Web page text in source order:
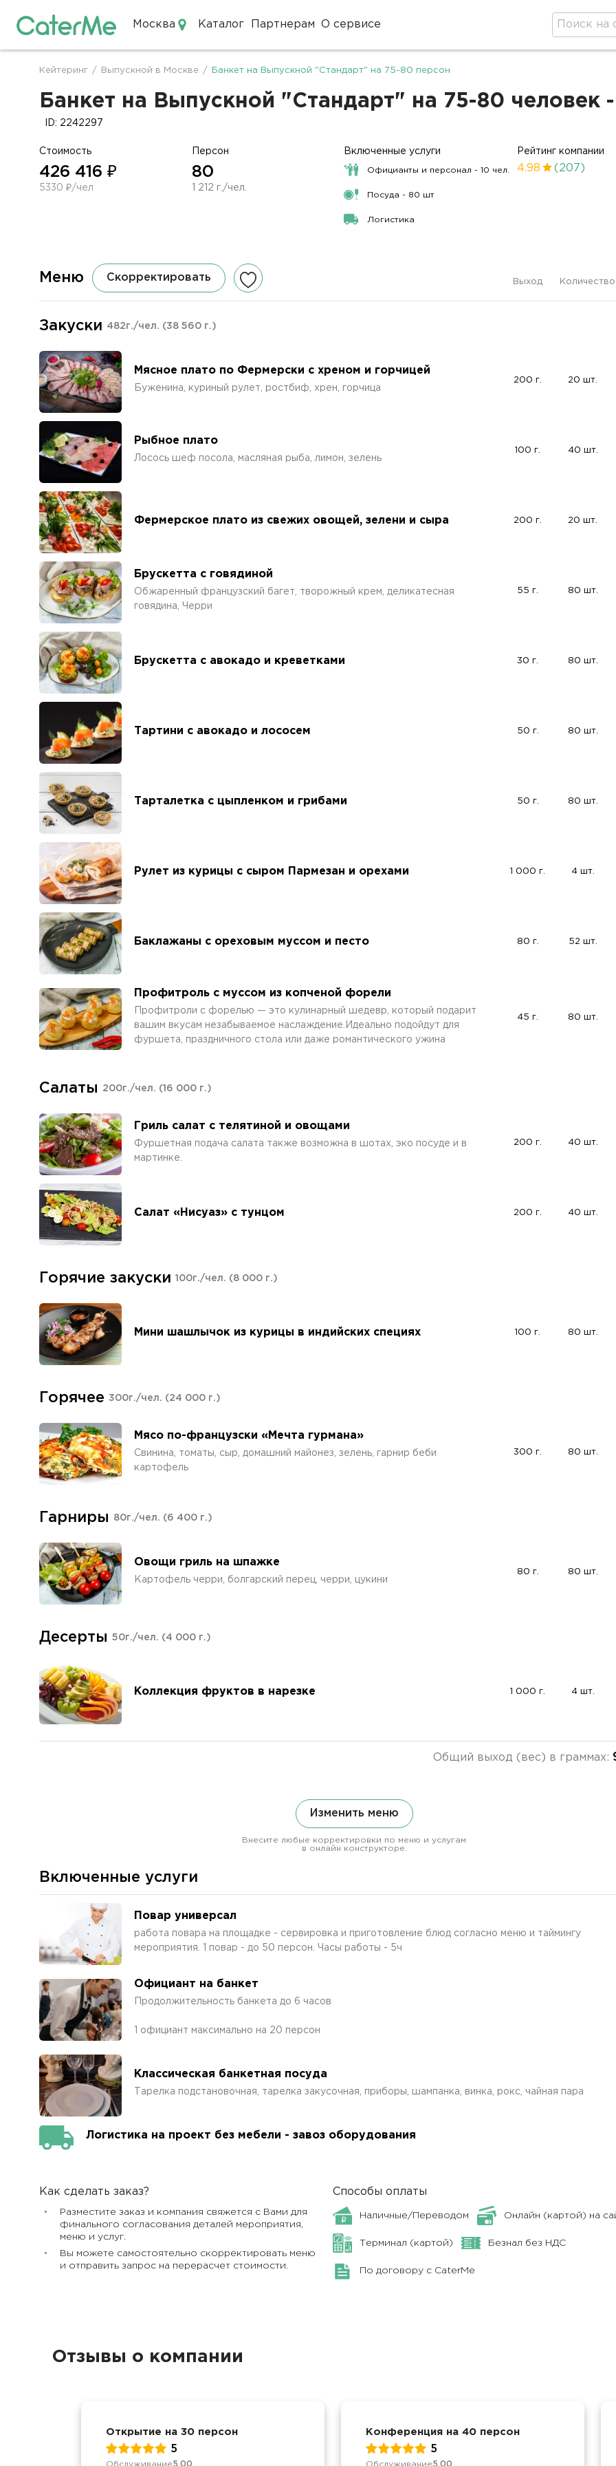
Москва Каталог Партнерам О сервисе
Строка
навигации
Кейтеринг / Выпускной в Москве / Банкет на Выпускной "Стандарт" на 75-80 персон
Банкет на Выпускной "Стандарт" на 75-80 человек
ID: 2242297
Стоимость
426 416 ₽
5330 ₽/чел
Персон
80
1 212 г./чел.
Включенные услуги
Официанты и персонал - 10 чел.
Посуда - 80 шт
Логистика
Рейтинг компании
4.98 (207)
Меню Скорректировать Выход Количество
Закуски 482г./чел. (38 560 г.)
Мясное плато по Фермерски с хреном и горчицей
Буженина, куриный рулет, ростбиф, хрен, горчица
200 г. 20 шт.
Рыбное плато
Лосось шеф посола, масляная рыба, лимон, зелень
100 г. 40 шт.
Фермерское плато из свежих овощей, зелени и сыра 200 г. 20 шт.
Брускетта с говядиной
Обжаренный французский багет, творожный крем, деликатесная
говядина, Черри
55 г. 80 шт.
Брускетта с авокадо и креветками 30 г. 80 шт.
Тартини с авокадо и лососем 50 г. 80 шт.
Тарталетка с цыпленком и грибами 50 г. 80 шт.
Рулет из курицы с сыром Пармезан и орехами 1 000 г. 4 шт.
Баклажаны с ореховым муссом и песто 80 г. 52 шт.
Профитроль c муссом из копченой форели
Профитроли с форелью — это кулинарный шедевр, который подарит
вашим вкусам незабываемое наслаждение.Идеально подойдут для
фуршета, праздничного стола или даже романтического ужина
45 г. 80 шт.
Салаты 200г./чел. (16 000 г.)
Гриль салат с телятиной и овощами
Фуршетная подача салата также возможна в шотах, эко посуде и в
мартинке.
200 г. 40 шт.
Салат «Нисуаз» с тунцом 200 г. 40 шт.
Горячие закуски 100г./чел. (8 000 г.)
Мини шашлычок из курицы в индийских специях 100 г. 80 шт.
Горячее 300г./чел. (24 000 г.)
Мясо по-французски «Мечта гурмана»
Свинина, томаты, сыр, домашний майонез, зелень, гарнир беби
картофель
300 г. 80 шт.
Гарниры 80г./чел. (6 400 г.)
Овощи гриль на шпажке
Картофель черри, болгарский перец, черри, цукини
80 г. 80 шт.
Десерты 50г./чел. (4 000 г.)
Коллекция фруктов в нарезке 1 000 г. 4 шт.
Общий выход (вес) в граммах:
Изменить меню
Внесите любые корректировки по меню и услугам
в онлайн конструкторе.
Включенные услуги
Повар универсал
работа повара на площадке - сервировка и приготовление блюд согласно меню и таймингу
мероприятия. 1 повар - до 50 персон. Часы работы - 5ч
Официант на банкет
Продолжительность банкета до 6 часов
1 официант максимально на 20 персон
Классическая банкетная посуда
Тарелка подстановочная, тарелка закусочная, приборы, шампанка, винка, рокс, чайная пара
Логистика на проект без мебели - завоз оборудования
Как сделать заказ?
Разместите заказ и компания свяжется с Вами для
финального согласования деталей мероприятия,
меню и услуг.
Вы можете самостоятельно скорректировать меню
и отправить запрос на перерасчет стоимости.
Способы оплаты
Наличные/Переводом Онлайн (картой) на
Терминал (картой) Безнал без НДС
По договору с CaterMe
Отзывы о компании
Открытие на 30 персон
5
Обслуживание5.00
Конференция на 40 персон
5
Обслуживание5.00